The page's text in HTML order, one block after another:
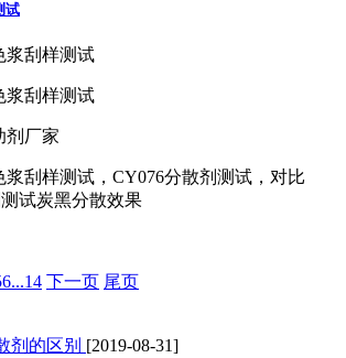
试
浆刮样测试
浆刮样测试
剂厂家
浆刮样测试，CY076分散剂测试，对比
试炭黑分散效果
6...14 下一页 尾页
剂的区别 [2019-08-31]